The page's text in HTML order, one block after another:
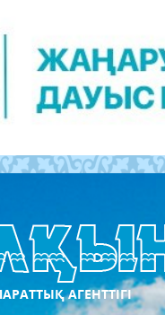
АГЕНТТІГІ